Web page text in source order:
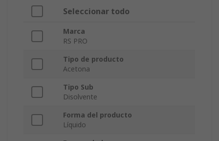
Seleccionar todo
Marca
RS PRO
Tipo de producto
Acetona
Tipo Sub
Disolvente
Forma del producto
Líquido